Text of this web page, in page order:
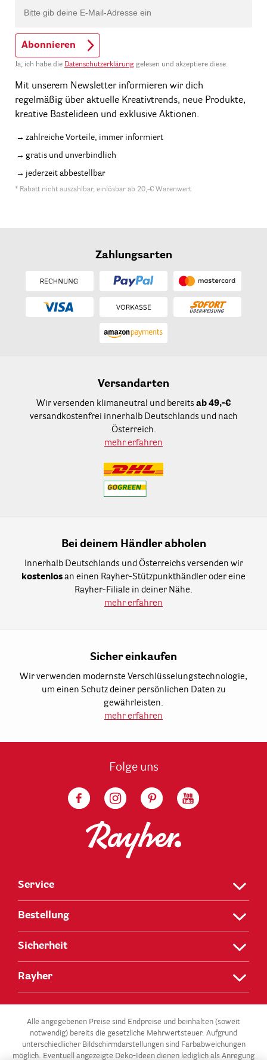
Abonnieren
Ja, ich habe die Datenschutzerklärung gelesen und akzeptiere diese.
Mit unserem Newsletter informieren wir dich
regelmäßig über aktuelle Kreativtrends, neue Produkte,
kreative Bastelideen und exklusive Aktionen.
zahlreiche Vorteile, immer informiert
gratis und unverbindlich
jederzeit abbestellbar
* Rabatt nicht auszahlbar, einlösbar ab 20,-€ Warenwert
Zahlungsarten
Versandarten
Wir versenden klimaneutral und bereits ab 49,-€
versandkostenfrei innerhalb Deutschlands und nach
Österreich.
mehr erfahren
Bei deinem Händler abholen
Innerhalb Deutschlands und Österreichs versenden wir
kostenlos an einen Rayher-Stützpunkthändler oder eine
Rayher-Filiale in deiner Nähe.
mehr erfahren
Sicher einkaufen
Wir verwenden modernste Verschlüsselungstechnologie,
um einen Schutz deiner persönlichen Daten zu
gewährleisten.
mehr erfahren
Folge uns
Service
Bestellung
Sicherheit
Rayher
Alle angegebenen Preise sind Endpreise und beinhalten (soweit
notwendig) bereits die gesetzliche Mehrwertsteuer. Aufgrund
unterschiedlicher Bildschirmdarstellungen sind Farbabweichungen
möglich. Eventuell angezeigte Deko-Ideen dienen lediglich als Anregung